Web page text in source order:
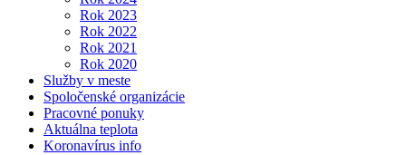
Rok 2023
Rok 2022
Rok 2021
Rok 2020
Služby v meste
Spoločenské organizácie
Pracovné ponuky
Aktuálna teplota
Koronavírus info